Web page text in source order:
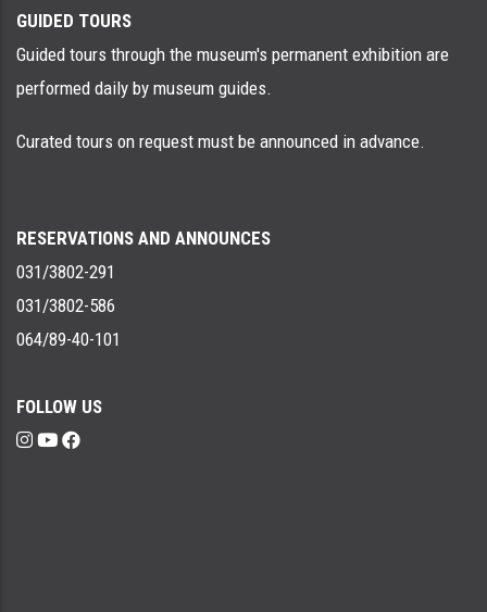
GUIDED TOURS
Guided tours through the museum's permanent exhibition are
performed daily by museum guides.
Curated tours on request must be announced in advance.
RESERVATIONS AND ANNOUNCES
031/3802-291
031/3802-586
064/89-40-101
FOLLOW US